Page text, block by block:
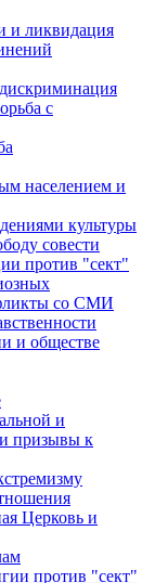
и ликвидация
с
населением и
культуры
совести
против "сект"
со СМИ
и обществе
и
призывы к
Церковь и
против "сект"